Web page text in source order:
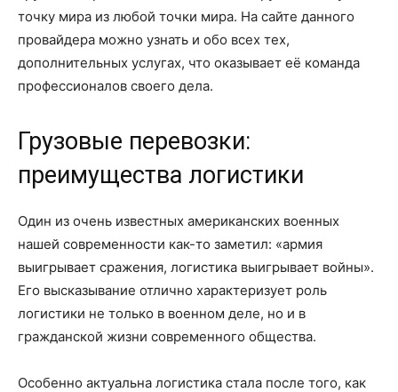
точку мира из любой точки мира. На сайте данного
провайдера можно узнать и обо всех тех,
дополнительных услугах, что оказывает её команда
профессионалов своего дела.
Грузовые перевозки:
преимущества логистики
Один из очень известных американских военных
нашей современности как-то заметил: «армия
выигрывает сражения, логистика выигрывает войны».
Его высказывание отлично характеризует роль
логистики не только в военном деле, но и в
гражданской жизни современного общества.
Особенно актуальна логистика стала после того, как